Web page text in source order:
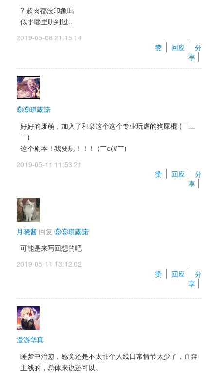
? 超肉都没印象吗
似乎哪里听到过...
2019-05-08 21:15:14
赞
回应
分
享
⑨⑨琪露諾
好好的废萌，加入了和泉这个这个专业玩虐的狗屎棍 (￣﹏
￣)
这个剧本！我要玩！！！ (￣ε(#￣)
2019-05-11 11:53:21
赞
回应
分
享
月晓酱 回复 ⑨⑨琪露諾
可能是来写回想的吧
2019-05-11 13:12:02
赞
回应
分
享
漫游华真
睡梦中治愈，感觉还是不太甜个人线日常情节太少了，直奔
主线的，总体来说还可以。